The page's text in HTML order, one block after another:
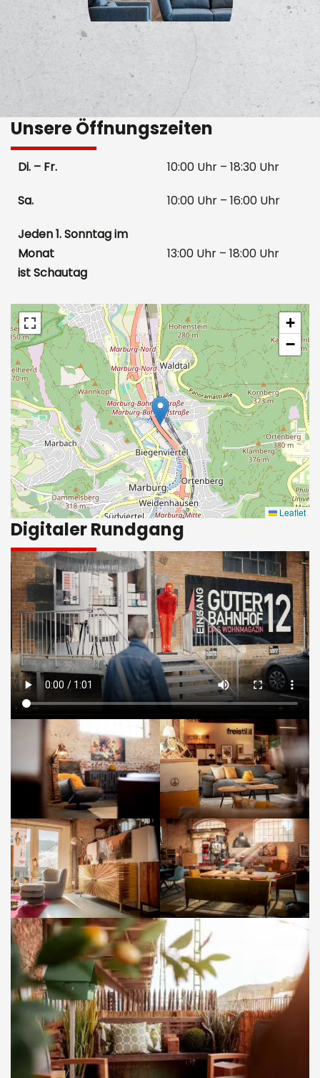
Wohnen
Unsere Öffnungszeiten
Di. – Fr. 10:00 Uhr – 18:30 Uhr
Sa. 10:00 Uhr – 16:00 Uhr
Jeden 1. Sonntag im
Monat
ist Schautag
13:00 Uhr – 18:00 Uhr
+
−
Leaflet
Digitaler Rundgang